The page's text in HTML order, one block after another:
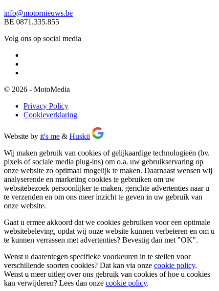
info@motornieuws.be
BE 0871.335.855
Volg ons op social media
© 2026 - MotoMedia
Privacy Policy
Cookieverklaring
Website by it's me & Huskii
Wij maken gebruik van cookies of gelijkaardige technologieën (bv.
pixels of sociale media plug-ins) om o.a. uw gebruikservaring op
onze website zo optimaal mogelijk te maken. Daarnaast wensen wij
analyserende en marketing cookies te gebruiken om uw
websitebezoek persoonlijker te maken, gerichte advertenties naar u
te verzenden en om ons meer inzicht te geven in uw gebruik van
onze website.
Gaat u ermee akkoord dat we cookies gebruiken voor een optimale
websitebeleving, opdat wij onze website kunnen verbeteren en om u
te kunnen verrassen met advertenties? Bevestig dan met "OK".
Wenst u daarentegen specifieke voorkeuren in te stellen voor
verschillende soorten cookies? Dat kan via onze cookie policy.
Wenst u meer uitleg over ons gebruik van cookies of hoe u cookies
kan verwijderen? Lees dan onze cookie policy.